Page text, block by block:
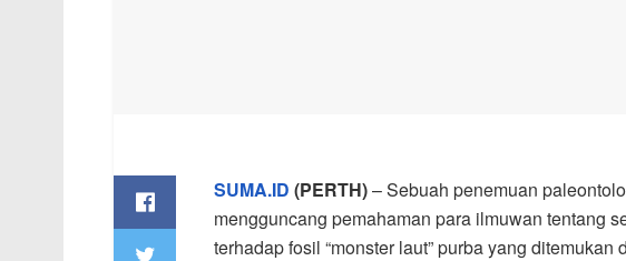
SUMA.ID (PERTH)– Sebuah penemuan
mengguncang pemahaman para ilmuwan tentang
terhadap fosil “monster laut” purba yang